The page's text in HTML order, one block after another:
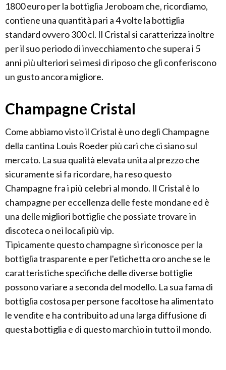
1800 euro per la bottiglia Jeroboam che, ricordiamo,
contiene una quantità pari a 4 volte la bottiglia
standard ovvero 300 cl. Il Cristal si caratterizza inoltre
per il suo periodo di invecchiamento che supera i 5
anni più ulteriori sei mesi di riposo che gli conferiscono
un gusto ancora migliore.
Champagne Cristal
Come abbiamo visto il Cristal è uno degli Champagne
della cantina Louis Roeder più cari che ci siano sul
mercato. La sua qualità elevata unita al prezzo che
sicuramente si fa ricordare, ha reso questo
Champagne fra i più celebri al mondo. Il Cristal è lo
champagne per eccellenza delle feste mondane ed è
una delle migliori bottiglie che possiate trovare in
discoteca o nei locali più vip.
Tipicamente questo champagne si riconosce per la
bottiglia trasparente e per l'etichetta oro anche se le
caratteristiche specifiche delle diverse bottiglie
possono variare a seconda del modello. La sua fama di
bottiglia costosa per persone facoltose ha alimentato
le vendite e ha contribuito ad una larga diffusione di
questa bottiglia e di questo marchio in tutto il mondo.